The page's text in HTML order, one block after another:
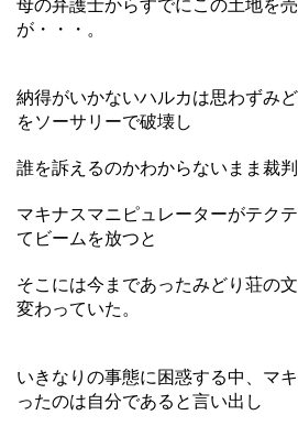
母の弁護士からすでにこの土地を
が・・・。
納得がいかないハルカは思わずみ
をソーサリーで破壊し
誰を訴えるのかわからないまま裁
マキナスマニピュレーターがテク
てビームを放つと
そこには今まであったみどり荘の
変わっていた。
いきなりの事態に困惑する中、マ
ったのは自分であると言い出し